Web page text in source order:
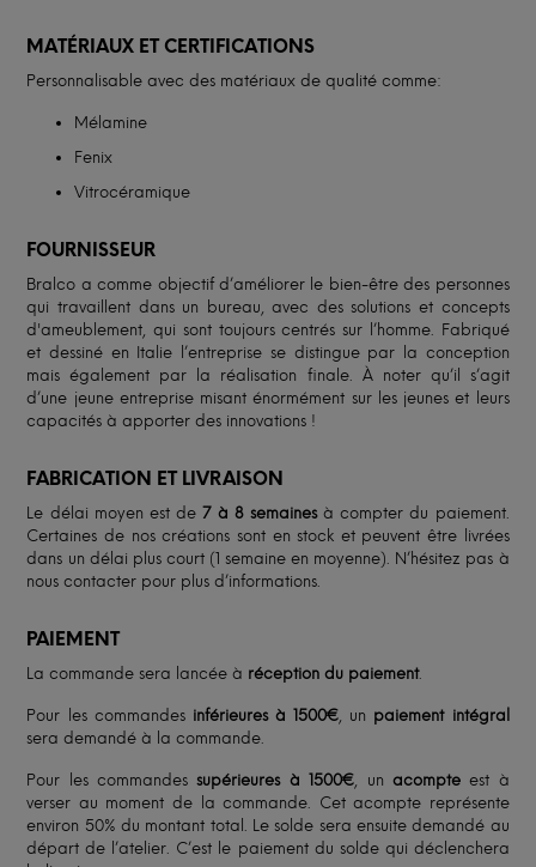
MATÉRIAUX ET CERTIFICATIONS
Personnalisable avec des matériaux de qualité comme:
Mélamine
Fenix
Vitrocéramique
FOURNISSEUR
Bralco a comme objectif d’améliorer le bien-être des personnes
qui travaillent dans un bureau, avec des solutions et concepts
d'ameublement, qui sont toujours centrés sur l’homme. Fabriqué
et dessiné en Italie l’entreprise se distingue par la conception
mais également par la réalisation finale. À noter qu’il s’agit
d’une jeune entreprise misant énormément sur les jeunes et leurs
capacités à apporter des innovations !
FABRICATION ET LIVRAISON
Le délai moyen est de7 à 8 semainesà compter du paiement.
Certaines de nos créations sont en stock et peuvent être livrées
dans un délai plus court (1 semaine en moyenne). N’hésitez pas à
nous contacter pour plus d’informations.
PAIEMENT
La commande sera lancée à réception du paiement.
Pour les commandes inférieures à 1500€, un paiement intégral
sera demandé à la commande.
Pour les commandessupérieures à 1500€, un acompteest à
verser au moment de la commande. Cet acompte représente
environ 50% du montant total. Le solde sera ensuite demandé au
départ de l’atelier. C’est le paiement du solde qui déclenchera